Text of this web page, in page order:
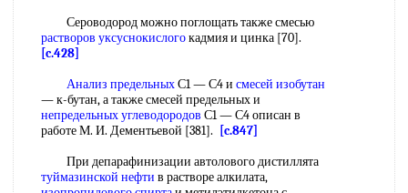
Сероводород можно поглощать также смесью
растворов уксуснокислогокадмия и цинка [70].
[c.428]
Анализ предельныхС1 — С4 и смесей изобутан
— к-бутан, а также смесей предельных и
непредельных углеводородов С1 — С4 описан в
работе М. И. Дементьевой [381].
[c.847]
При депарафинизации автолового дистиллята
туймазинской нефти в растворе алкилата,